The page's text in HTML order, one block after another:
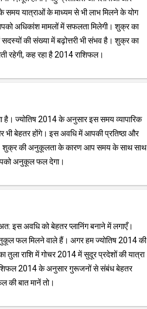
समय यात्राओं के माध्यम से भी लाभ मिलने के योग
अधिकांश मामलों में सफलता मिलेगी। शुक्र का
सदस्यों की संख्या में बढ़ोत्तरी भी संभव है। शुक्र का
रहेगी, कह रहा है 2014 राशिफल।
ज्योतिष 2014 के अनुसार इस समय व्यापारिक
भी बेहतर होंगे। इस अवधि में आपकी प्रतिष्ठा और
शुक्र की अनुकूलता के कारण आप समय के साथ साथ
अनुकूल फल देगा।
इस अवधि को बेहतर प्लानिंग बनाने में लगाएँ।
फल मिलने वाले हैं। अगर हम ज्योतिष 2014 की
राशि में गोचर 2014 में सुदूर प्रदेशों की यात्रा
2014 के अनुसार गुरूजनों से संबंध बेहतर
की बात मानें तो।